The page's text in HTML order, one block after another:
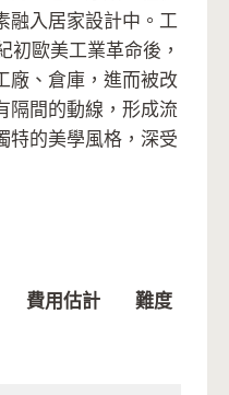
融入居家設計中。工
初歐美工業革命後，
廠、倉庫，進而被改
隔間的動線，形成流
特的美學風格，深受
費用估計 難度